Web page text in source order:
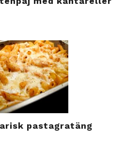
pastagratäng